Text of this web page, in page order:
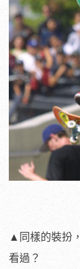
▲同樣的裝扮
看過？